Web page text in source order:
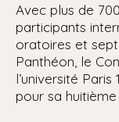
Avec plus de
participants
oratoires et
Panthéon, le
l’université
pour sa